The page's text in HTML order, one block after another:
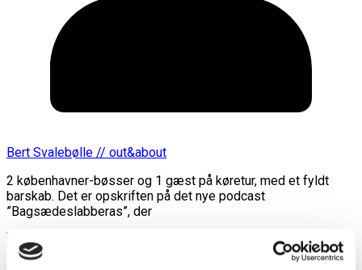
Bert Svalebølle // out&about
2 københavner-bøsser og 1 gæst på køretur, med et fyldt
barskab. Det er opskriften på det nye podcast
”Bagsædeslabberas”, der
Læs mere